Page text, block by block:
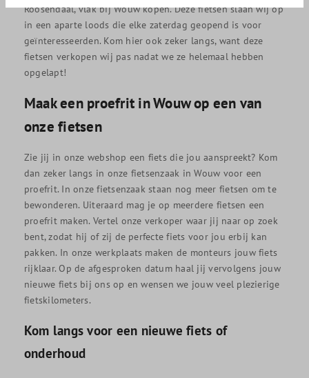
Roosendaal, vlak bij Wouw kopen. Deze fietsen slaan wij op
in een aparte loods die elke zaterdag geopend is voor
geïnteresseerden. Kom hier ook zeker langs, want deze
fietsen verkopen wij pas nadat we ze helemaal hebben
opgelapt!
Maak een proefrit in Wouw op een van
onze fietsen
Zie jij in onze webshop een fiets die jou aanspreekt? Kom
dan zeker langs in onze fietsenzaak in Wouw voor een
proefrit. In onze fietsenzaak staan nog meer fietsen om te
bewonderen. Uiteraard mag je op meerdere fietsen een
proefrit maken. Vertel onze verkoper waar jij naar op zoek
bent, zodat hij of zij de perfecte fiets voor jou erbij kan
pakken. In onze werkplaats maken de monteurs jouw fiets
rijklaar. Op de afgesproken datum haal jij vervolgens jouw
nieuwe fiets bij ons op en wensen we jouw veel plezierige
fietskilometers.
Kom langs voor een nieuwe fiets of
onderhoud